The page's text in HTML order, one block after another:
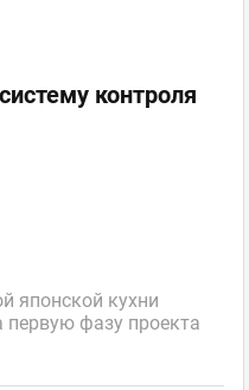
контроля
японской кухни
фазу проекта